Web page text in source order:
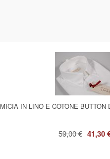
IN LINO E COTONE BUTTON
59,00 € 41,30